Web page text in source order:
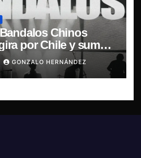
Chinos
por Chile y suma
Concepción
GONZALO HERNÁNDEZ